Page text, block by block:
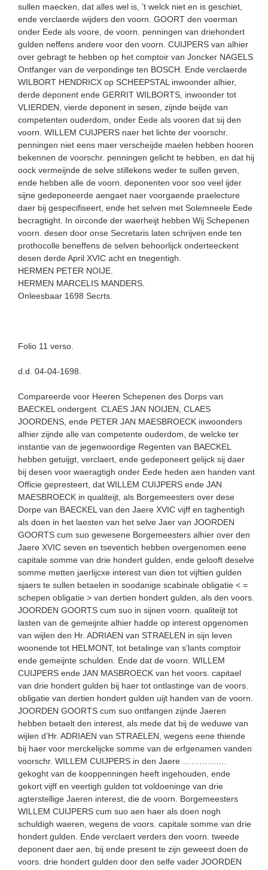
sullen maecken, dat alles wel is, ’t welck niet en is geschiet,
ende verclaerde wijders den voorn. GOORT den voerman
onder Eede als voore, de voorn. penningen van driehondert
gulden neffens andere voor den voorn. CUIJPERS van alhier
over gebragt te hebben op het comptoir van Joncker NAGELS
Ontfanger van de verpondinge ten BOSCH. Ende verclaerde
WILBORT HENDRICX op SCHEEPSTAL inwoonder alhier,
derde deponent ende GERRIT WILBORTS, inwoonder tot
VLIERDEN, vierde deponent in sesen, zijnde beijde van
competenten ouderdom, onder Eede als vooren dat sij den
voorn. WILLEM CUIJPERS naer het lichte der voorschr.
penningen niet eens maer verscheijde maelen hebben hooren
bekennen de voorschr. penningen gelicht te hebben, en dat hij
oock vermeijnde de selve stillekens weder te sullen geven,
ende hebben alle de voorn. deponenten voor soo veel ijder
sijne gedeponeerde aengaet naer voorgaende praelecture
daer bij gespecifiseert, ende het selven met Solemneele Eede
becragtight. In oirconde der waerheijt hebben Wij Schepenen
voorn. desen door onse Secretaris laten schrijven ende ten
prothocolle beneffens de selven behoorlijck onderteeckent
desen derde April XVIC acht en tnegentigh.
HERMEN PETER NOIJE.
HERMEN MARCELIS MANDERS.
Onleesbaar 1698 Secrts.
Folio 11 verso.
d.d. 04-04-1698.
Compareerde voor Heeren Schepenen des Dorps van
BAECKEL ondergent. CLAES JAN NOIJEN, CLAES
JOORDENS, ende PETER JAN MAESBROECK inwoonders
alhier zijnde alle van competente ouderdom, de welcke ter
instantie van de jegenwoordige Regenten van BAECKEL
hebben getuijgt, verclaert, ende gedeponeert gelijck sij daer
bij desen voor waeragtigh onder Eede heden aen handen vant
Officie gepresteert, dat WILLEM CUIJPERS ende JAN
MAESBROECK in qualiteijt, als Borgemeesters over dese
Dorpe van BAECKEL van den Jaere XVIC vijff en taghentigh
als doen in het laesten van het selve Jaer van JOORDEN
GOORTS cum suo gewesene Borgemeesters alhier over den
Jaere XVIC seven en tseventich hebben overgenomen eene
capitale somme van drie hondert gulden, ende gelooft deselve
somme metten jaerlijcxe interest van dien tot vijftien gulden
sjaers te sullen betaelen in soodanige scabinale obligatie < =
schepen obligatie > van dertien hondert gulden, als den voors.
JOORDEN GOORTS cum suo in sijnen voorn. qualiteijt tot
lasten van de gemeijnte alhier hadde op interest opgenomen
van wijlen den Hr. ADRIAEN van STRAELEN in sijn leven
woonende tot HELMONT, tot betalinge van s’lants comptoir
ende gemeijnte schulden. Ende dat de voorn. WILLEM
CUIJPERS ende JAN MASBROECK van het voors. capitael
van drie hondert gulden bij haer tot ontlastinge van de voors.
obligatie van dertien hondert gulden uijt handen van de voorn.
JOORDEN GOORTS cum suo ontfangen zijnde Jaeren
hebben betaelt den interest, als mede dat bij de weduwe van
wijlen d’Hr. ADRIAEN van STRAELEN, wegens eene thiende
bij haer voor merckelijcke somme van de erfgenamen vanden
voorschr. WILLEM CUIJPERS in den Jaere …………….
gekoght van de kooppenningen heeft ingehouden, ende
gekort vijff en veertigh gulden tot voldoeninge van drie
agterstellige Jaeren interest, die de voorn. Borgemeesters
WILLEM CUIJPERS cum suo aen haer als doen nogh
schuldigh waeren, wegens de voors. capitale somme van drie
hondert gulden. Ende verclaert verders den voorn. tweede
deponent daer aen, bij ende present te zijn geweest doen de
voors. drie hondert gulden door den selfe vader JOORDEN